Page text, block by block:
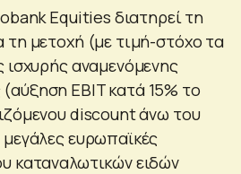
Equities διατηρεί τη
τη μετοχή (με τιμή-στόχο τα
αναμενόμενης
EBIT κατά 15% το
discount άνω του
ευρωπαϊκές
καταναλωτικών ειδών